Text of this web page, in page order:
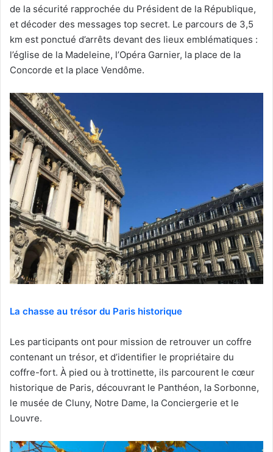
de la sécurité rapprochée du Président de la République,
et décoder des messages top secret. Le parcours de 3,5
km est ponctué d’arrêts devant des lieux emblématiques :
l’église de la Madeleine, l’Opéra Garnier, la place de la
Concorde et la place Vendôme.
La chasse au trésor du Paris historique
Les participants ont pour mission de retrouver un coffre
contenant un trésor, et d’identifier le propriétaire du
coffre-fort. À pied ou à trottinette, ils parcourent le cœur
historique de Paris, découvrant le Panthéon, la Sorbonne,
le musée de Cluny, Notre Dame, la Conciergerie et le
Louvre.